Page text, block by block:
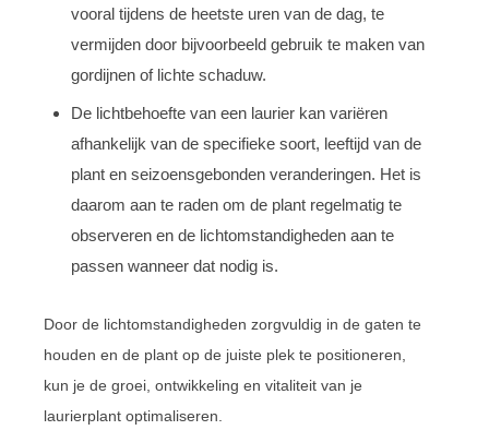
vooral tijdens de heetste uren van de dag, te
vermijden door bijvoorbeeld gebruik te maken van
gordijnen of lichte schaduw.
De lichtbehoefte van een laurier kan variëren
afhankelijk van de specifieke soort, leeftijd van de
plant en seizoensgebonden veranderingen. Het is
daarom aan te raden om de plant regelmatig te
observeren en de lichtomstandigheden aan te
passen wanneer dat nodig is.
Door de lichtomstandigheden zorgvuldig in de gaten te
houden en de plant op de juiste plek te positioneren,
kun je de groei, ontwikkeling en vitaliteit van je
laurierplant optimaliseren.